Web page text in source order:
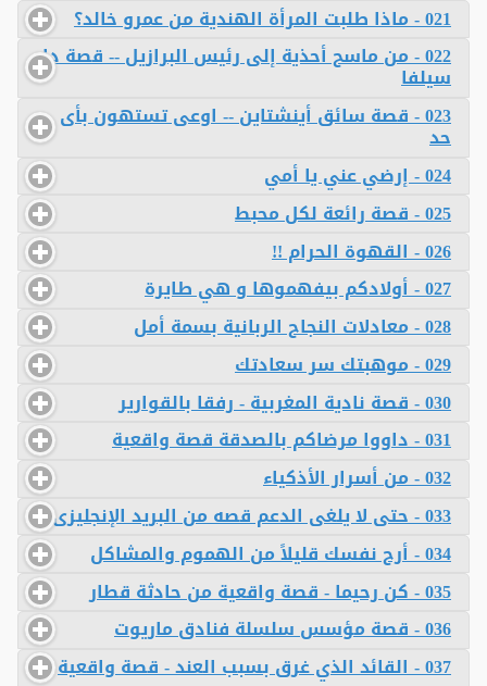
021 - ماذا طلبت المرأة الهندية من عمرو خالد؟
022 - من ماسح أحذية إلى رئيس البرازيل -- قصة دا
سيلفا
023 - قصة سائق أينشتاين -- اوعى تستهون بأى
حد
024 - إرضي عني يا أمي
025 - قصة رائعة لكل محبط
026 - القهوة الحرام !!
027 - أولادكم بيفهموها و هي طايرة
028 - معادلات النجاح الربانية بسمة أمل
029 - موهبتك سر سعادتك
030 - قصة نادية المغربية - رفقا بالقوارير
031 - داووا مرضاكم بالصدقة قصة واقعية
032 - من أسرار الأذكياء
033 - حتى لا يلغى الدعم قصه من البريد الإنجليزى
034 - أرح نفسك قليلاً من الهموم والمشاكل
035 - كن رحيما - قصة واقعية من حادثة قطار
036 - قصة مؤسس سلسلة فنادق ماريوت
037 - القائد الذي غرق بسبب العند - قصة واقعية